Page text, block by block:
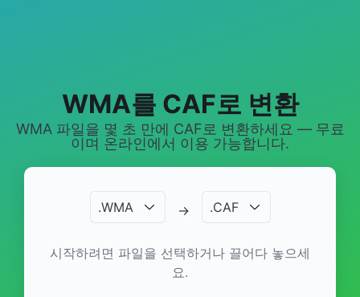
WMA를 CAF로 변환
WMA 파일을 몇 초 만에 CAF로 변환하세요 — 무료
이며 온라인에서 이용 가능합니다.
.WMA → .CAF
시작하려면 파일을 선택하거나 끌어다 놓으세
요.